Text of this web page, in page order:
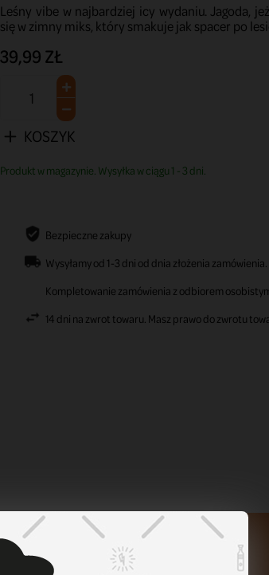
Leśny vibe w najbardziej icy wydaniu. Jagoda,
się w zimny miks, który smakuje jak spacer po
39,99 ZŁ
KOSZYK
Produkt w magazynie. Wysyłka w ciągu 1 - 3 dni.
Bezpieczne zakupy
Wysyłamy od 1-3 dni od dnia złożenia zamówienia.
Kompletowanie zamówienia z odbiorem
14 dni na zwrot towaru. Masz prawo do zwrotu